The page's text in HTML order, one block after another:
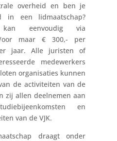
overheid en ben je
in een lidmaatschap?
kan eenvoudig via
maar € 300,- per
jaar. Alle juristen of
medewerkers
organisaties kunnen
de activiteiten van de
zij allen deelnemen aan
en
van de VJK.
draagt onder